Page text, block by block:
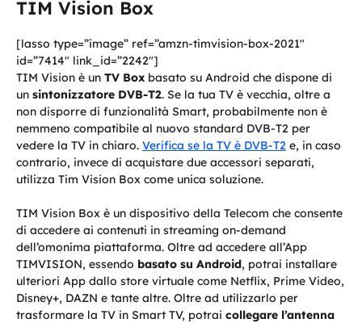
TIM Vision Box
[lasso type=”image” ref=”amzn-timvision-box-2021″
id=”7414″ link_id=”2242″]
TIM Vision è un TV Box basato su Android che dispone di
un sintonizzatore DVB-T2. Se la tua TV è vecchia, oltre a
non disporre di funzionalità Smart, probabilmente non è
nemmeno compatibile al nuovo standard DVB-T2 per
vedere la TV in chiaro. Verifica se la TV è DVB-T2 e, in caso
contrario, invece di acquistare due accessori separati,
utilizza Tim Vision Box come unica soluzione.
TIM Vision Box è un dispositivo della Telecom che consente
di accedere ai contenuti in streaming on-demand
dell’omonima piattaforma. Oltre ad accedere all’App
TIMVISION, essendo basato su Android, potrai installare
ulteriori App dallo store virtuale come Netflix, Prime Video,
Disney+, DAZN e tante altre. Oltre ad utilizzarlo per
trasformare la TV in Smart TV, potrai collegare l’antenna